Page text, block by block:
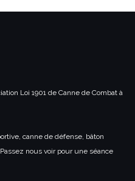
Loi 1901 de Canne de Combat à
canne de défense, bâton
nous voir pour une séance